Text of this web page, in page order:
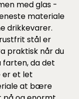
med glas -
materiale
drikkevarer.
stål er
praktisk når du
farten, da det
er et let
at bære